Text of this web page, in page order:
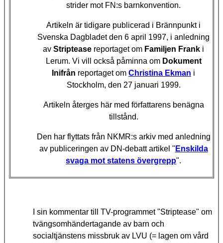
strider mot FN:s barnkonvention.
Artikeln är tidigare publicerad i Brännpunkt i
Svenska Dagbladet den 6 april 1997, i anledning
av Striptease reportaget om Familjen Frank i
Lerum. Vi vill också påminna om Dokument
Inifrån reportaget om Christina Ekman i
Stockholm, den 27 januari 1999.
Artikeln återges här med författarens benägna
tillstånd.
Den har flyttats från NKMR:s arkiv med anledning
av publiceringen av DN-debatt artikel " Enskilda
svaga mot statens övergrepp".
I sin kommentar till TV-programmet "Striptease" om
tvängsomhändertagande av barn och
socialtjänstens missbruk av LVU (= lagen om vård